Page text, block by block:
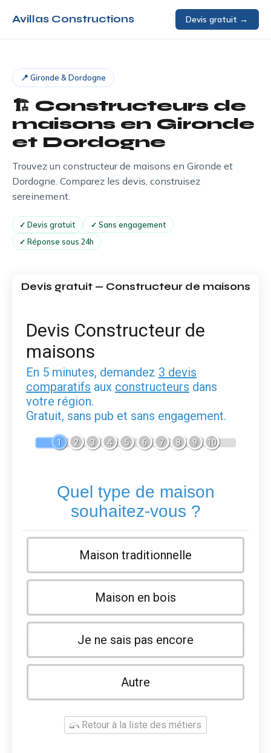
Avillas Constructions Devis gratuit →
📍 Gironde & Dordogne
🏗️ Constructeurs de
maisons en Gironde
et Dordogne
Trouvez un constructeur de maisons en Gironde et
Dordogne. Comparez les devis, construisez
sereinement.
✓ Devis gratuit
✓ Sans engagement
✓ Réponse sous 24h
Devis gratuit — Constructeur de maisons
Devis Constructeur de
maisons
En 5 minutes, demandez 3 devis
comparatifs aux constructeurs dans
votre région.
Gratuit, sans pub et sans engagement.
1 2 3 4 5 6 7 8 9 10
Quel type de maison
souhaitez-vous ?
Maison traditionnelle
Maison en bois
Je ne sais pas encore
Autre
Retour à la liste des métiers